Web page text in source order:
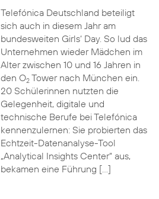
Telefónica Deutschland beteiligt
sich auch in diesem Jahr am
bundesweiten Girls‘ Day. So lud das
Unternehmen wieder Mädchen im
Alter zwischen 10 und 16 Jahren in
den O2Tower nach München ein.
20 Schülerinnen nutzten die
Gelegenheit, digitale und
technische Berufe bei Telefónica
kennenzulernen: Sie probierten das
Echtzeit-Datenanalyse-Tool
„Analytical Insights Center“ aus,
bekamen eine Führung […]